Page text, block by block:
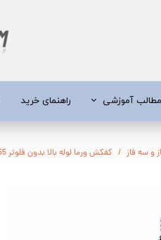
مطالب آموزشی
تیلر
راهنمای خرید
سه فاز کفکش ورما لوله بالا بدون فلوتر 55 متری 1 و 1/4 اینچ